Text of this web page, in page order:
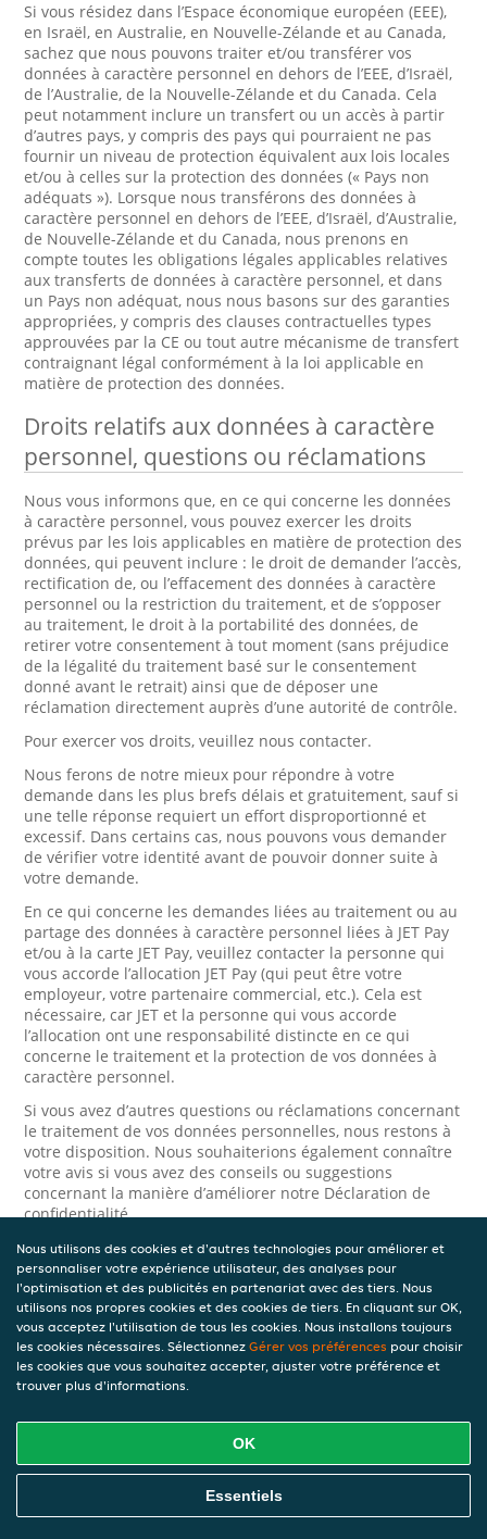
Si vous résidez dans l’Espace économique européen (EEE),
en Israël, en Australie, en Nouvelle-Zélande et au Canada,
sachez que nous pouvons traiter et/ou transférer vos
données à caractère personnel en dehors de l’EEE, d’Israël,
de l’Australie, de la Nouvelle-Zélande et du Canada. Cela
peut notamment inclure un transfert ou un accès à partir
d’autres pays, y compris des pays qui pourraient ne pas
fournir un niveau de protection équivalent aux lois locales
et/ou à celles sur la protection des données (« Pays non
adéquats »). Lorsque nous transférons des données à
caractère personnel en dehors de l’EEE, d’Israël, d’Australie,
de Nouvelle-Zélande et du Canada, nous prenons en
compte toutes les obligations légales applicables relatives
aux transferts de données à caractère personnel, et dans
un Pays non adéquat, nous nous basons sur des garanties
appropriées, y compris des clauses contractuelles types
approuvées par la CE ou tout autre mécanisme de transfert
contraignant légal conformément à la loi applicable en
matière de protection des données.
Droits relatifs aux données à caractère
personnel, questions ou réclamations
Nous vous informons que, en ce qui concerne les données
à caractère personnel, vous pouvez exercer les droits
prévus par les lois applicables en matière de protection des
données, qui peuvent inclure : le droit de demander l’accès,
rectification de, ou l’effacement des données à caractère
personnel ou la restriction du traitement, et de s’opposer
au traitement, le droit à la portabilité des données, de
retirer votre consentement à tout moment (sans préjudice
de la légalité du traitement basé sur le consentement
donné avant le retrait) ainsi que de déposer une
réclamation directement auprès d’une autorité de contrôle.
Pour exercer vos droits, veuillez nous contacter.
Nous ferons de notre mieux pour répondre à votre
demande dans les plus brefs délais et gratuitement, sauf si
une telle réponse requiert un effort disproportionné et
excessif. Dans certains cas, nous pouvons vous demander
de vérifier votre identité avant de pouvoir donner suite à
votre demande.
En ce qui concerne les demandes liées au traitement ou au
partage des données à caractère personnel liées à JET Pay
et/ou à la carte JET Pay, veuillez contacter la personne qui
vous accorde l’allocation JET Pay (qui peut être votre
employeur, votre partenaire commercial, etc.). Cela est
nécessaire, car JET et la personne qui vous accorde
l’allocation ont une responsabilité distincte en ce qui
concerne le traitement et la protection de vos données à
caractère personnel.
Si vous avez d’autres questions ou réclamations concernant
le traitement de vos données personnelles, nous restons à
votre disposition. Nous souhaiterions également connaître
votre avis si vous avez des conseils ou suggestions
concernant la manière d’améliorer notre Déclaration de
confidentialité.
Sécurité
JET prend la protection des données à caractère personnel
très au sérieux. Ainsi, nous prenons les mesures
appropriées pour protéger vos données à caractère
personnel contre l’usage abusif, la perte, l’accès non
autorisé, la divulgation non désirée et la modification non
données à caractère personnel ne sont pas correctement
protégées ou si vous suspectez un usage abusif, veuillez
nous contacter via leformulaire de confidentialité.
Comment nous contacter
Nous utilisons des cookies et d'autres technologies pour améliorer et
personnaliser votre expérience utilisateur, des analyses pour
l'optimisation et des publicités en partenariat avec des tiers. Nous
utilisons nos propres cookies et des cookies de tiers. En cliquant sur OK,
vous acceptez l'utilisation de tous les cookies. Nous installons toujours
les cookies nécessaires. Sélectionnez Gérer vos préférences pour choisir
les cookies que vous souhaitez accepter, ajuster votre préférence et
trouver plus d'informations.
OK
Essentiels